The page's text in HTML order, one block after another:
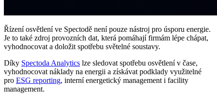
Řízení osvětlení ve Spectodě není pouze nástroj pro úsporu energie.
Je to také zdroj provozních dat, která pomáhají firmám lépe chápat,
vyhodnocovat a doložit spotřebu světelné soustavy.
Díky Spectoda Analytics lze sledovat spotřebu osvětlení v čase,
vyhodnocovat náklady na energii a získávat podklady využitelné
pro ESG reporting, interní energetický management i facility
management.